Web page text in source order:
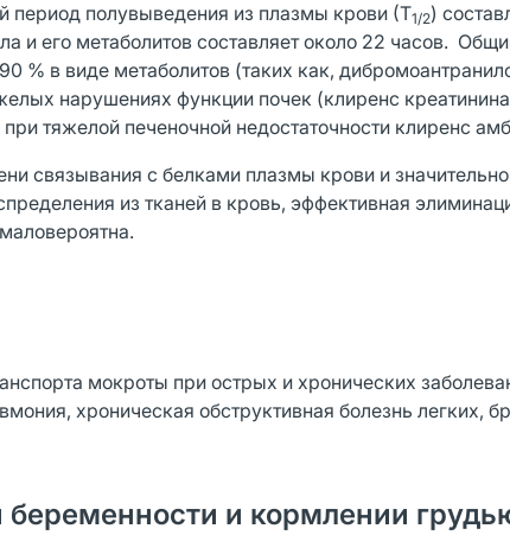
период полувыведения из плазмы крови (Т1/2)
и его метаболитов составляет около 22 часов.
% в виде метаболитов (таких как,
нарушениях функции почек (клиренс
тяжелой печеночной недостаточности клиренс
связывания с белками плазмы крови и
из тканей в кровь, эффективная
мокроты при острых и хронических
хроническая обструктивная болезнь легких,
и кормлении